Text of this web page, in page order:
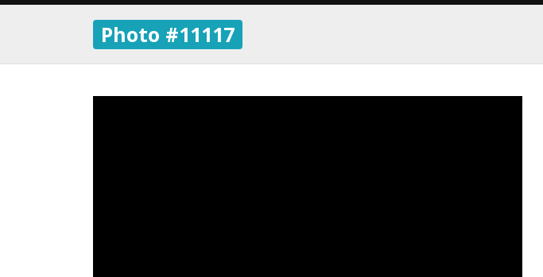
Photo #11117